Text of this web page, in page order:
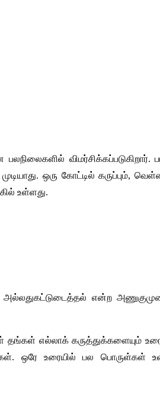
பலநிலைகளில் விமர்சிக்கப்படுகிறார்.
முடியாது. ஒரு கோட்டில் கருப்பும்,
உள்ளது.
அல்லதுகட்டுடைத்தல் என்ற
தங்கள் எல்லாக் கருத்துக்களையும்
. ஒரே உரையில் பல பொருள்கள்